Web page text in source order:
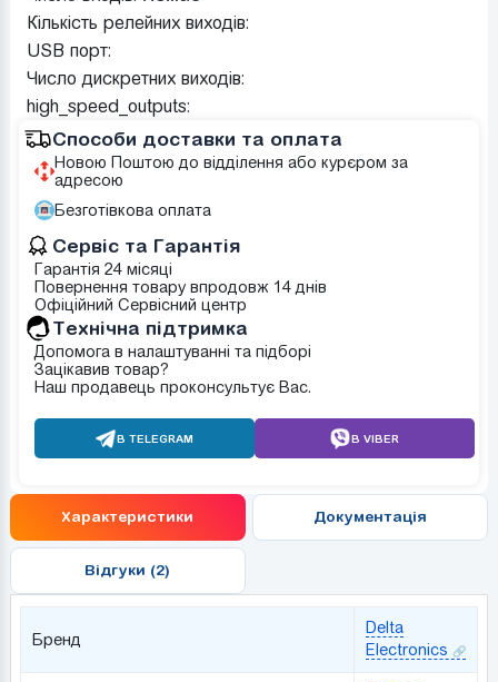
Кількість релейних виходів:
USB порт:
Число дискретних виходів:
high_speed_outputs:
Способи доставки та оплата
Новою Поштою до відділення або курєром за
адресою
Безготівкова оплата
Сервіс та Гарантія
Гарантія 24 місяці
Повернення товару впродовж 14 днів
Офіційний Сервісний центр
Tехнічна підтримка
Допомога в налаштуванні та підборі
Зацікавив товар?
Наш продавець проконсультує Вас.
В TELEGRAM В VIBER
Характеристики Документація
Відгуки (2)
Бренд
Delta
Electronics